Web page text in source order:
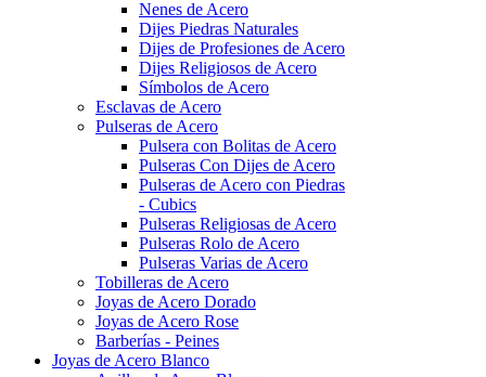
Nenes de Acero
Dijes Piedras Naturales
Dijes de Profesiones de Acero
Dijes Religiosos de Acero
Símbolos de Acero
Esclavas de Acero
Pulseras de Acero
Pulsera con Bolitas de Acero
Pulseras Con Dijes de Acero
Pulseras de Acero con Piedras
- Cubics
Pulseras Religiosas de Acero
Pulseras Rolo de Acero
Pulseras Varias de Acero
Tobilleras de Acero
Joyas de Acero Dorado
Joyas de Acero Rose
Barberías - Peines
Joyas de Acero Blanco